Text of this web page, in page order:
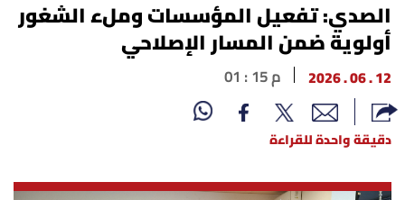
إقرأ الجريدة
لبنان
الغلاف
نداء اليوم
الصدي: تفعيل المؤسسات وملء الشغور
أولوية ضمن المسار الإصلاحي
12 . 06 . 2026 01 : 15 م
دقيقة واحدة للقراءة